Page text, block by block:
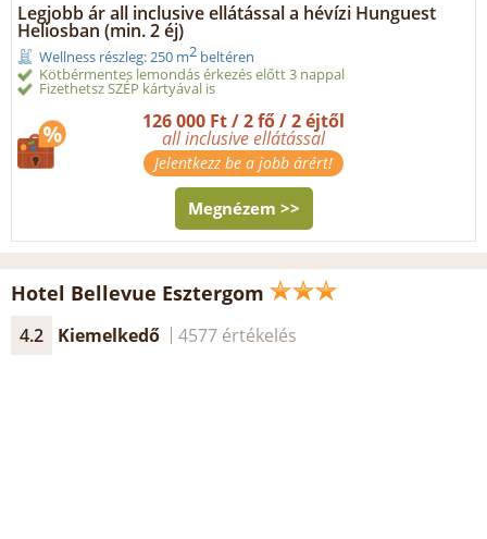
Legjobb ár all inclusive ellátással a hévízi Hunguest
Heliosban (min. 2 éj)
Wellness részleg: 250 m2 beltéren
Kötbérmentes lemondás érkezés előtt 3 nappal
Fizethetsz SZÉP kártyával is
126 000 Ft / 2 fő / 2 éjtől
all inclusive ellátással
Jelentkezz be a jobb árért!
Megnézem >>
Hotel Bellevue Esztergom
4.2 Kiemelkedő 4577 értékelés